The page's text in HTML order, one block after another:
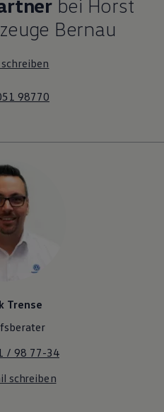
bei Horst
Bernau
98770
Trense
/ 98 77-34
schreiben